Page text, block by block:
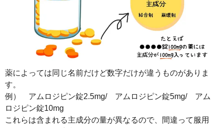
薬によっては同じ名前だけど数字だけが違うものがありま
す。
例） アムロジピン錠2.5mg/ アムロジピン錠5mg/ アム
ロジピン錠10mg
これらは含まれる主成分の量が異なるので、間違って服用